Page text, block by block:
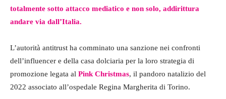
totalmente sotto attacco mediatico e non solo, addirittura
andare via dall’Italia.
L’autorità antitrust ha comminato una sanzione nei confronti
dell’influencer e della casa dolciaria per la loro strategia di
promozione legata al Pink Christmas, il pandoro natalizio del
2022 associato all’ospedale Regina Margherita di Torino.